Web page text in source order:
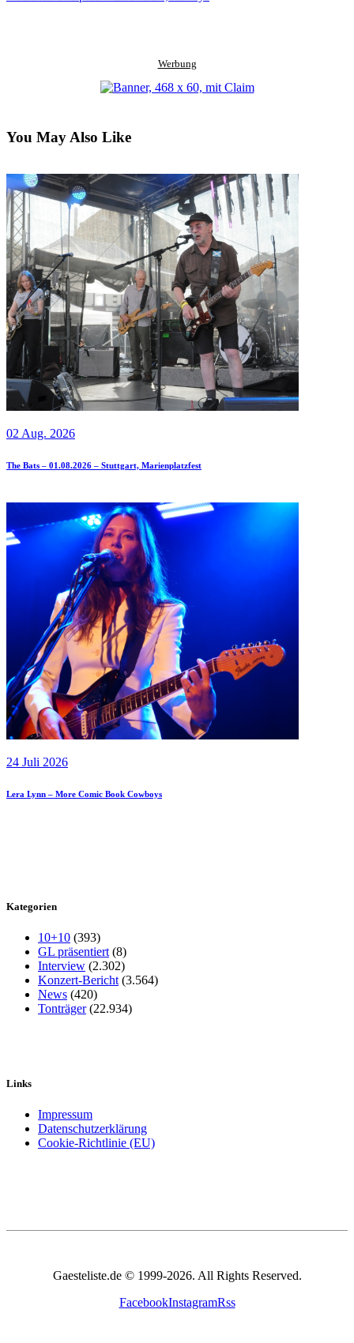
Werbung
You May Also Like
02 Aug. 2026
The Bats – 01.08.2026 – Stuttgart, Marienplatzfest
24 Juli 2026
Lera Lynn – More Comic Book Cowboys
Kategorien
10+10 (393)
GL präsentiert (8)
Interview (2.302)
Konzert-Bericht (3.564)
News (420)
Tonträger(22.934)
Links
Impressum
Datenschutzerklärung
Cookie-Richtlinie (EU)
Gaesteliste.de © 1999-2026. All Rights Reserved.
FacebookInstagramRss